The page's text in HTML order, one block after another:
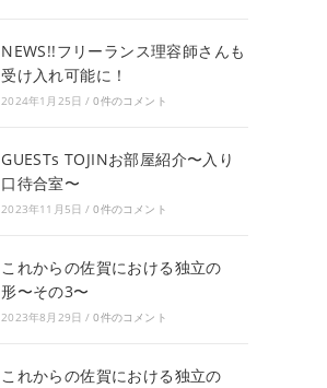
NEWS!!フリーランス理容師さんも
受け入れ可能に！
2024年1月25日 / 0件のコメント
GUESTs TOJINお部屋紹介〜入り
口待合室〜
2023年11月5日 / 0件のコメント
これからの佐賀における独立の
形〜その3〜
2023年8月29日 / 0件のコメント
これからの佐賀における独立の